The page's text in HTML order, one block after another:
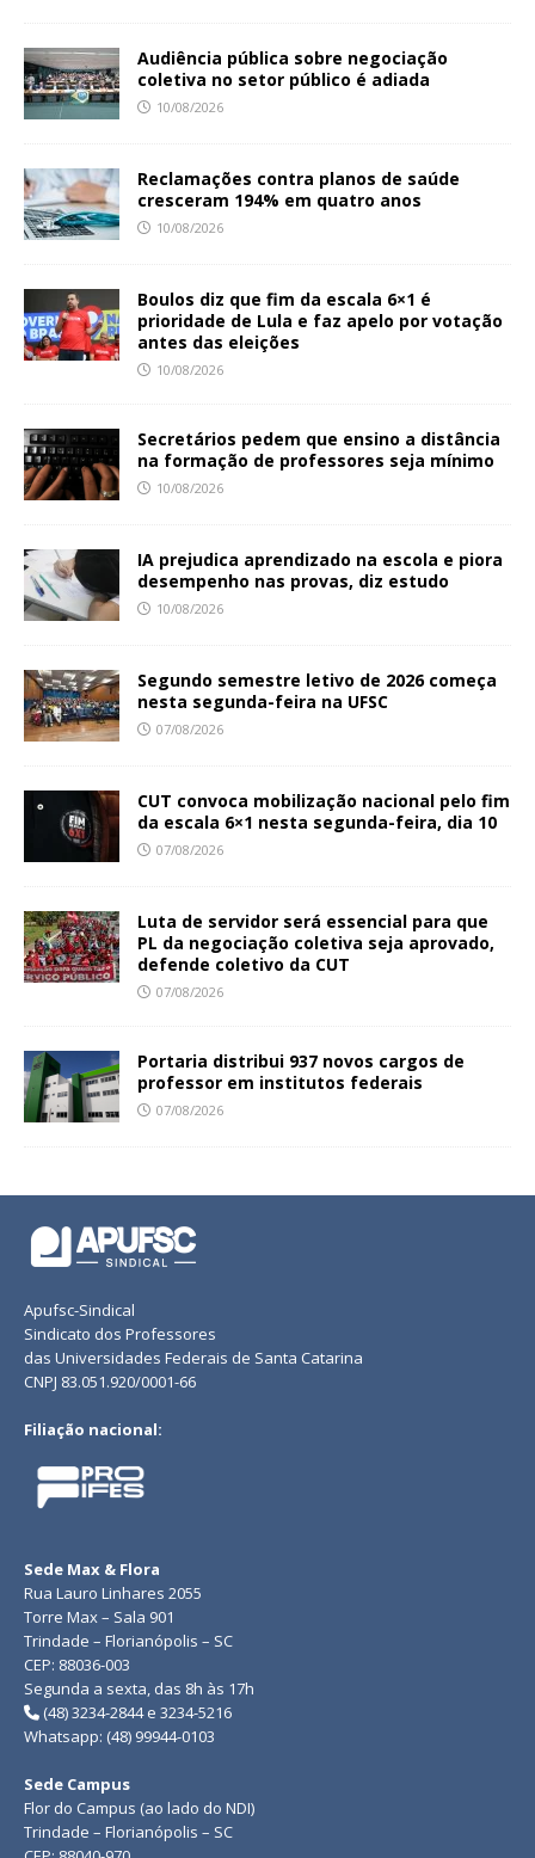
Audiência pública sobre negociação
coletiva no setor público é adiada
10/08/2026
Reclamações contra planos de saúde
cresceram 194% em quatro anos
10/08/2026
Boulos diz que fim da escala 6×1 é
prioridade de Lula e faz apelo por votação
antes das eleições
10/08/2026
Secretários pedem que ensino a distância
na formação de professores seja mínimo
10/08/2026
IA prejudica aprendizado na escola e piora
desempenho nas provas, diz estudo
10/08/2026
Segundo semestre letivo de 2026 começa
nesta segunda-feira na UFSC
07/08/2026
CUT convoca mobilização nacional pelo fim
da escala 6×1 nesta segunda-feira, dia 10
07/08/2026
Luta de servidor será essencial para que
PL da negociação coletiva seja aprovado,
defende coletivo da CUT
07/08/2026
Portaria distribui 937 novos cargos de
professor em institutos federais
07/08/2026
Apufsc-Sindical
Sindicato dos Professores
das Universidades Federais de Santa Catarina
CNPJ 83.051.920/0001-66
Filiação nacional:
Sede Max & Flora
Rua Lauro Linhares 2055
Torre Max – Sala 901
Trindade – Florianópolis – SC
CEP: 88036-003
Segunda a sexta, das 8h às 17h
(48) 3234-2844 e 3234-5216
Whatsapp: (48) 99944-0103
Sede Campus
Flor do Campus (ao lado do NDI)
Trindade – Florianópolis – SC